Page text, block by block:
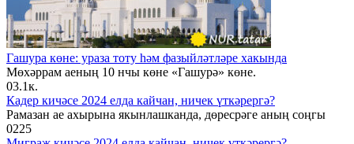
Гашура көне: ураза тоту һәм фазыйләтләре хакында
Мөхәррам аеның 10 нчы көне «Гашурә» көне.
03.1к.
Кадер кичәсе 2024 елда кайчан, ничек үткәрергә?
Рамазан ае ахырына якынлашканда, дөресрәге аның соңгы
0225